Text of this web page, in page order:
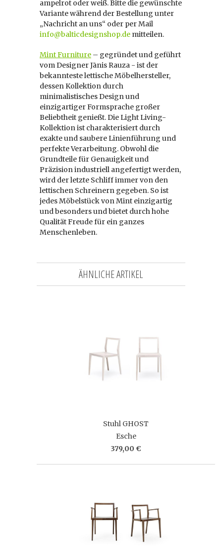
ampelrot oder weiß. Bitte die gewünschte
Variante während der Bestellung unter
„Nachricht an uns“ oder per Mail
info@balticdesignshop.de mitteilen.
Mint Furniture – gegründet und geführt
vom Designer Jānis Rauza - ist der
bekannteste lettische Möbelhersteller,
dessen Kollektion durch
minimalistisches Design und
einzigartiger Formsprache großer
Beliebtheit genießt. Die Light Living-
Kollektion ist charakterisiert durch
exakte und saubere Linienführung und
perfekte Verarbeitung. Obwohl die
Grundteile für Genauigkeit und
Präzision industriell angefertigt werden,
wird der letzte Schliff immer von den
lettischen Schreinern gegeben. So ist
jedes Möbelstück von Mint einzigartig
und besonders und bietet durch hohe
Qualität Freude für ein ganzes
Menschenleben.
ÄHNLICHE ARTIKEL
Stuhl GHOST
Esche
379,00 €